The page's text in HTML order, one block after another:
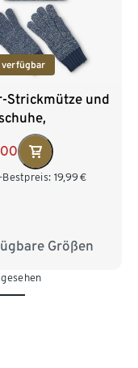
verfügbar
Strickmütze und
Bestpreis: 19,99€
Größen
cm 53-56 cm